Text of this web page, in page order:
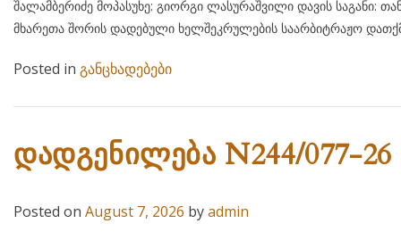
შალამბერიძე მოპასუხე: გიორგი ლასურაშვილი დავის საგანი:
მხარეთა შორის დადებული ხელშეკრულების საარბიტრაჟო
Posted in განცხადებები
დადგენილება N244/077-26
Posted on August 7, 2026 byadmin